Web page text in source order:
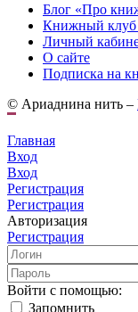
Блог «Про
Книжный клуб
Личный
О сайте
Подписка на
© Ариаднина нить –
Главная
Вход
Вход
Регистрация
Регистрация
Авторизация
Регистрация
Войти с помощью:
Запомнить